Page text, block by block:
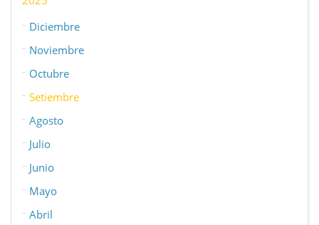
Diciembre
Noviembre
Octubre
Setiembre
Agosto
Julio
Junio
Mayo
Abril